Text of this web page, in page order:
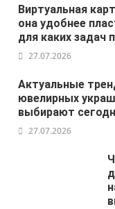
Виртуальная
она удобнее
для каких задач
27.07.2026
Актуальные
ювелирных
выбирают
27.07.2026